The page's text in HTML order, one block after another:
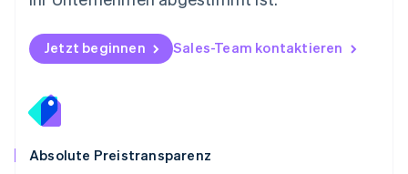
Jetzt beginnen Sales-Team kontaktieren
Absolute Preistransparenz
Schweden
Svenska English
Deutsch
Singapur
English
Slowakei